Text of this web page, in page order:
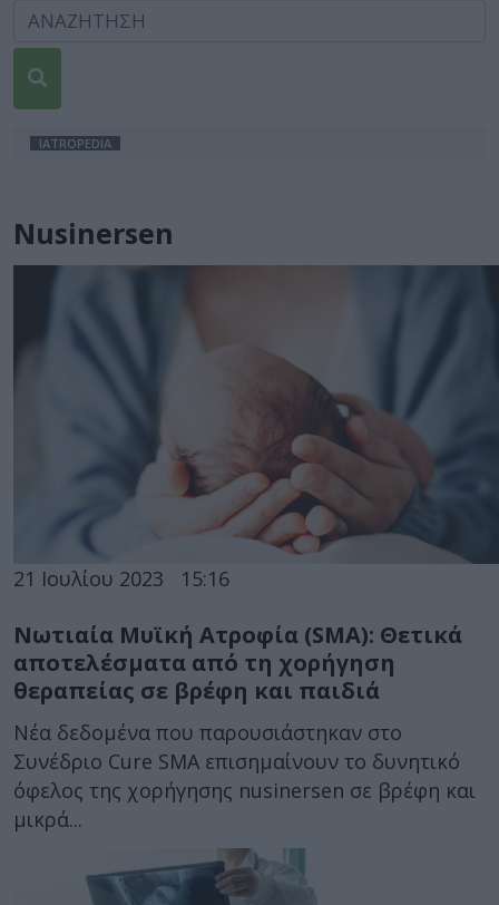
IATROPEDIA
Νusinersen
21 Ιουλίου 2023 15:16
Νωτιαία Μυϊκή Ατροφία (SMA): Θετικά
αποτελέσματα από τη χορήγηση
θεραπείας σε βρέφη και παιδιά
Νέα δεδομένα που παρουσιάστηκαν στο
Συνέδριο Cure SMA επισημαίνουν το δυνητικό
όφελος της χορήγησης nusinersen σε βρέφη και
μικρά...